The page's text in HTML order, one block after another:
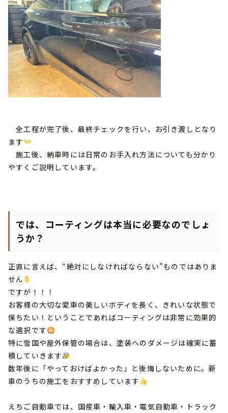
全工程が完了後、最終チェックを行い、お引き渡しとなり
ます
施工後、納車時には日常のお手入れ方法についても分かり
やすくご説明しています。
では、コーティングは本当に必要なのでしょ
うか？
正直に言えば、“絶対にしなければならない”ものではありま
せん
ですが！！！
お客様の大切な愛車の美しいボディを長く、きれいな状態で
保ちたい！ということであればコーティングは非常に効果的
な選択です
特に雪国や屋外保管の場合は、塗装へのダメージは確実に蓄
積していきます
数年後に「やっておけばよかった」と後悔しないために。新
車のうちの施工をおすすめしています
えちご自動車では、国産車・輸入車・電気自動車・トラック